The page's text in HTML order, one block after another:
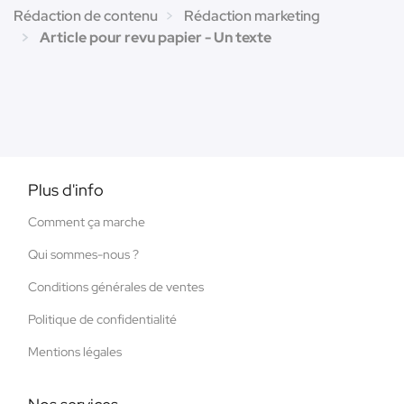
Rédaction de contenu
Rédaction marketing
Article pour revu papier - Un texte
Plus d'info
Comment ça marche
Qui sommes-nous ?
Conditions générales de ventes
Politique de confidentialité
Mentions légales